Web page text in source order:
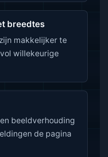
breedtes
makkelijker te
willekeurige
beeldverhouding
de pagina